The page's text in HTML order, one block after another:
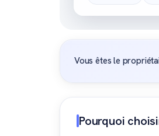
Vous êtes le
Pourquoi